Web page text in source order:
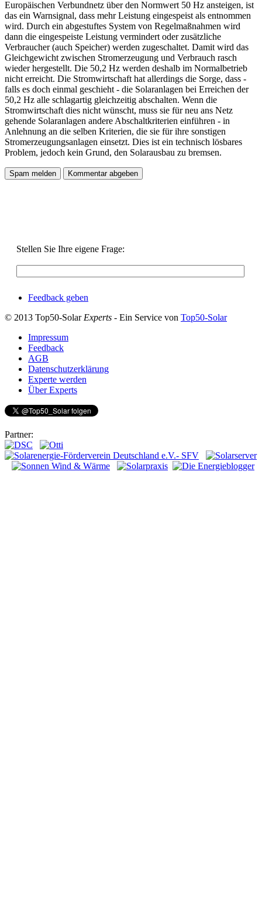
Europäischen Verbundnetz über den Normwert 50 Hz ansteigen, ist
das ein Warnsignal, dass mehr Leistung eingespeist als entnommen
wird. Durch ein abgestuftes System von Regelmaßnahmen wird
dann die eingespeiste Leistung vermindert oder zusätzliche
Verbraucher (auch Speicher) werden zugeschaltet. Damit wird das
Gleichgewicht zwischen Stromerzeugung und Verbrauch rasch
wieder hergestellt. Die 50,2 Hz werden deshalb im Normalbetrieb
nicht erreicht. Die Stromwirtschaft hat allerdings die Sorge, dass -
falls es doch einmal geschieht - die Solaranlagen bei Erreichen der
50,2 Hz alle schlagartig gleichzeitig abschalten. Wenn die
Stromwirtschaft dies nicht wünscht, muss sie für neu ans Netz
gehende Solaranlagen andere Abschaltkriterien einführen - in
Anlehnung an die selben Kriterien, die sie für ihre sonstigen
Stromerzeugungsanlagen einsetzt. Dies ist ein technisch lösbares
Problem, jedoch kein Grund, den Solarausbau zu bremsen.
Stellen Sie Ihre eigene Frage:
Feedback geben
© 2013 Top50-Solar Experts - Ein Service von Top50-Solar
Impressum
Feedback
AGB
Datenschutzerklärung
Experte werden
Über Experts
Partner: